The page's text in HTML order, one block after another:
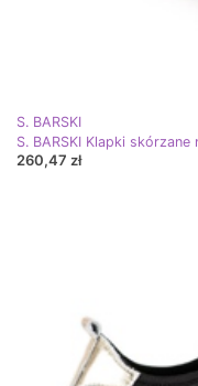
S. BARSKI
260,47 zł